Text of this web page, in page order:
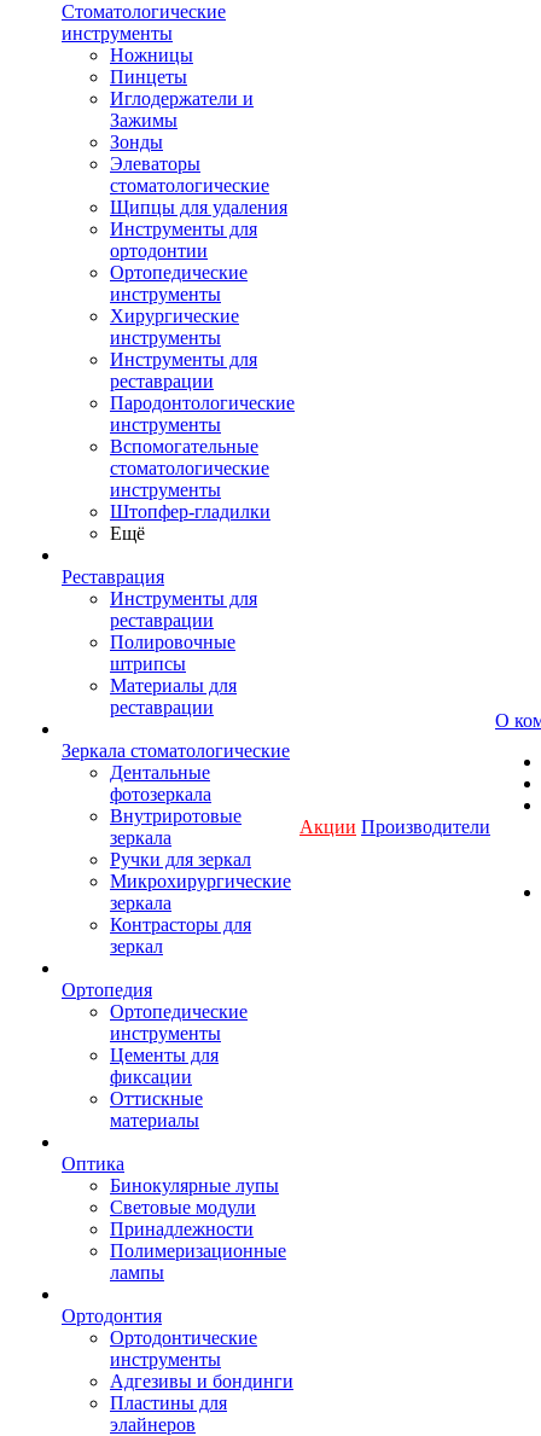
Стоматологические
инструменты
Ножницы
Пинцеты
Иглодержатели и
Зажимы
Зонды
Элеваторы
стоматологические
Щипцы для удаления
Инструменты для
ортодонтии
Ортопедические
инструменты
Хирургические
инструменты
Инструменты для
реставрации
Пародонтологические
инструменты
Вспомогательные
стоматологические
инструменты
Штопфер-гладилки
Ещё
Реставрация
Инструменты для
реставрации
Полировочные
штрипсы
Материалы для
реставрации
Зеркала стоматологические
Дентальные
фотозеркала
Внутриротовые
зеркала
Ручки для зеркал
Микрохирургические
зеркала
Контрасторы для
зеркал
Ортопедия
Ортопедические
инструменты
Цементы для
фиксации
Оттискные
материалы
Оптика
Бинокулярные лупы
Световые модули
Принадлежности
Полимеризационные
лампы
Ортодонтия
Ортодонтические
инструменты
Адгезивы и бондинги
Пластины для
элайнеров
Акции Производители
О